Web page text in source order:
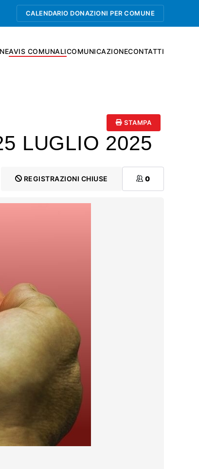
CALENDARIO DONAZIONI PER COMUNE
AVIS COMUNALICOMUNICAZIONECONTATTI
STAMPA
LUGLIO 2025
REGISTRAZIONI CHIUSE 0